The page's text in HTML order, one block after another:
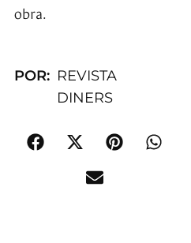
obra.
POR: REVISTA
DINERS